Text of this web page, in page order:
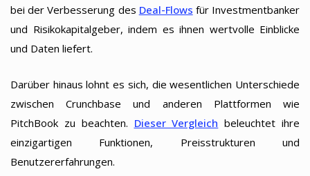
bei der Verbesserung des Deal-Flows für Investmentbanker
und Risikokapitalgeber, indem es ihnen wertvolle Einblicke
und Daten liefert.
Darüber hinaus lohnt es sich, die wesentlichen Unterschiede
zwischen Crunchbase und anderen Plattformen wie
PitchBook zu beachten. Dieser Vergleich beleuchtet ihre
einzigartigen Funktionen, Preisstrukturen und
Benutzererfahrungen.